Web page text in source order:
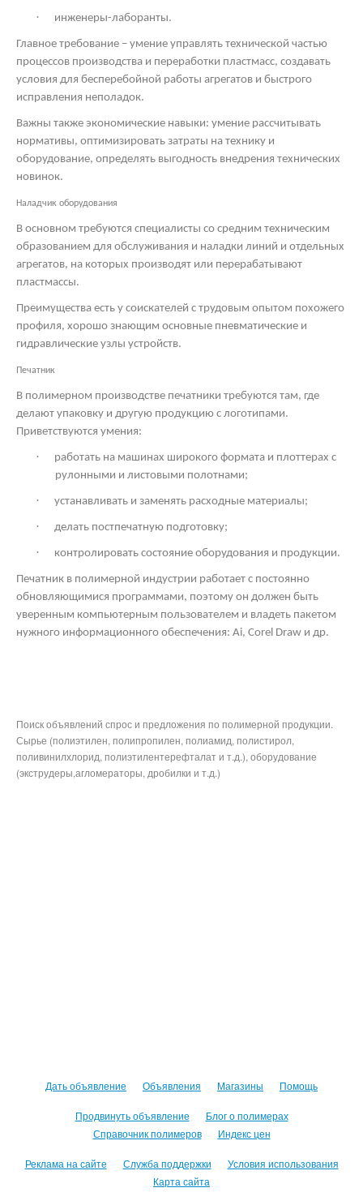
· инженеры-лаборанты.
Главное требование – умение управлять технической частью
процессов производства и переработки пластмасс, создавать
условия для бесперебойной работы агрегатов и быстрого
исправления неполадок.
Важны также экономические навыки: умение рассчитывать
нормативы, оптимизировать затраты на технику и
оборудование, определять выгодность внедрения технических
новинок.
Наладчик оборудования
В основном требуются специалисты со средним техническим
образованием для обслуживания и наладки линий и отдельных
агрегатов, на которых производят или перерабатывают
пластмассы.
Преимущества есть у соискателей с трудовым опытом похожего
профиля, хорошо знающим основные пневматические и
гидравлические узлы устройств.
Печатник
В полимерном производстве печатники требуются там, где
делают упаковку и другую продукцию с логотипами.
Приветствуются умения:
·
работать на машинах широкого формата и плоттерах с
рулонными и листовыми полотнами;
· устанавливать и заменять расходные материалы;
· делать постпечатную подготовку;
· контролировать состояние оборудования и продукции.
Печатник в полимерной индустрии работает с постоянно
обновляющимися программами, поэтому он должен быть
уверенным компьютерным пользователем и владеть пакетом
нужного информационного обеспечения: Ai, Corel Draw и др.
Поиск объявлений спрос и предложения по полимерной продукции.
Сырье (полиэтилен, полипропилен, полиамид, полистирол,
поливинилхлорид, полиэтилентерефталат и т.д.), оборудование
(экструдеры,агломераторы, дробилки и т.д.)
Дать объявление Объявления Магазины Помощь
Продвинуть объявление
Блог о полимерах
Справочник полимеров
Индекс цен
Реклама на сайте Служба поддержки
Условия использования
Карта сайта